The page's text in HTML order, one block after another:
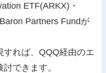
ETF(ARKX)・
Partners Fundが
すれば、QQQ経由のエ
できます。